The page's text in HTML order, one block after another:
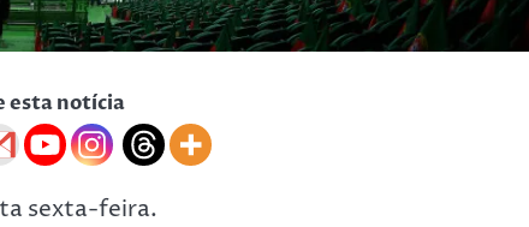
esta notícia
sexta-feira.